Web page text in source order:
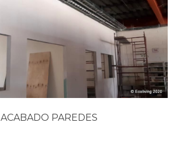
ACABADO PAREDES